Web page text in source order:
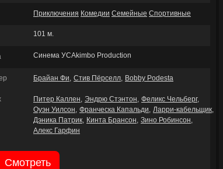
Приключения Комедии Семейные Спортивные
101 м.
Синема УСAkimbo Production
Брайан Фи Стив Пёрселл Bobby Podesta
Питер Каллен Эндрю Стэнтон Феликс Чельберг
Оуэн Уилсон Франческа Капальди Ларри-кабельщик
Дэника Патрик
Кинта Брансон Зино Робинсон
Алекс Гарфин
Смотреть